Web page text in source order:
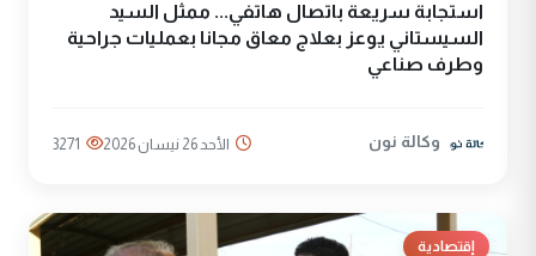
استجابة سريعة باتصال هاتفي... ممثل السيد
السيستاني يوعز بعلاج معاق مجانا بعمليات جراحية
وطرف صناعي
وكالة نون الأحد 26 نيسان 2026 3271
إقتصادية